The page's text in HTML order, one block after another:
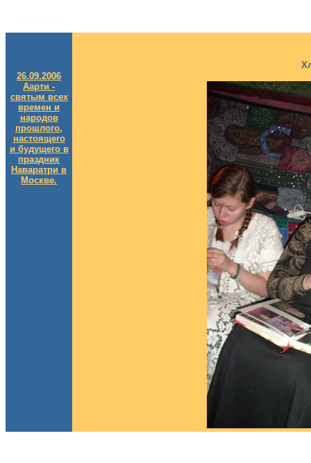
26.09.2006
Аарти -
святым всех
времен и
народов
прошлого,
настоящего
и будущего в
праздник
Наваратри в
Москве.